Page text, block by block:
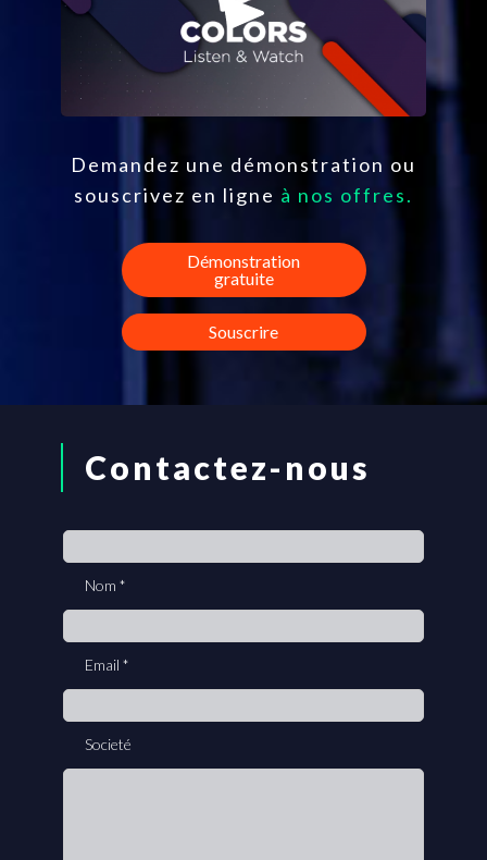
Demandez une démonstration ou
souscrivez en ligne à nos offres.
Démonstration
gratuite
Souscrire
Contactez-nous
you
are
human,
leave
this
field
blank.
Nom *
Email *
Societé